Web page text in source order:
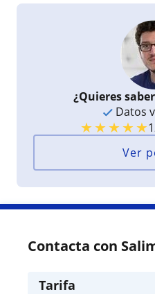
¿Quieres
Datos
★★★★★
Ver
Contacta con
Tarifa